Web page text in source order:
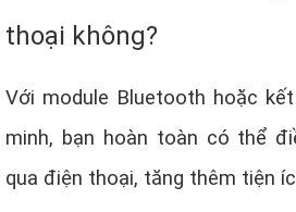
thoại không?
Với module Bluetooth hoặc
minh, bạn hoàn toàn có thể
qua điện thoại, tăng thêm tiện